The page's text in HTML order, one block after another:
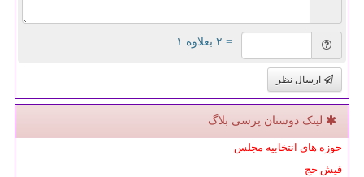
= ۲ بعلاوه ۱
ارسال نظر
لینک دوستان پرسی بلاگ
حوزه های انتخابیه مجلس
فیش حج